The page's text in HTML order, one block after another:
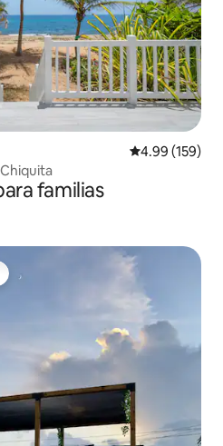
Calificación
4.99 (159)
familias